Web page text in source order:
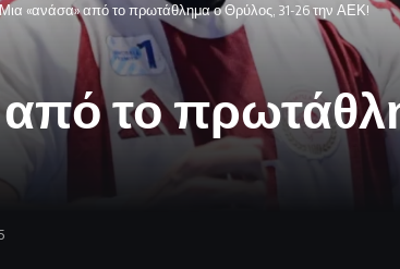
Μια «ανάσα» από το πρωτάθλημα ο Θρύλος, 31-26 την ΑΕΚ!
το